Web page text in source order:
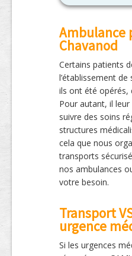
Ambulance
Chavanod
Certains patients
l’établissement
ils ont été opérés,
Pour autant, il
suivre des soins
structures
cela que nous
transports
nos ambulances
votre besoin.
Transport
urgence
Si les urgences